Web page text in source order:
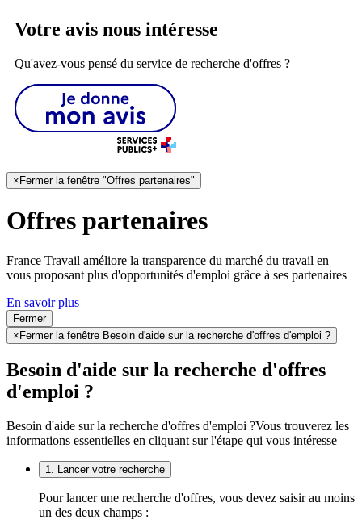
Votre avis nous intéresse
Qu'avez-vous pensé du service de recherche d'offres ?
×Fermer la fenêtre "Offres partenaires"
Offres partenaires
France Travail améliore la transparence du marché du travail en
vous proposant plus d'opportunités d'emploi grâce à ses partenaires
En savoir plus
Fermer
×Fermer la fenêtre Besoin d'aide sur la recherche d'offres d'emploi ?
Besoin d'aide sur la recherche d'offres
d'emploi ?
Besoin d'aide sur la recherche d'offres d'emploi ?Vous trouverez les
informations essentielles en cliquant sur l'étape qui vous intéresse
1. Lancer votre recherche
Pour lancer une recherche d'offres, vous devez saisir au moins
un des deux champs :